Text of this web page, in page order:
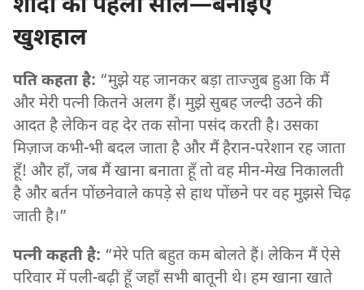
शादी का पहला साल—बनाइए
खुशहाल
पति कहता है: “मुझे यह जानकर बड़ा ताज्जुब हुआ कि मैं
और मेरी पत्नी कितने अलग हैं। मुझे सुबह जल्दी उठने की
आदत है लेकिन वह देर तक सोना पसंद करती है। उसका
मिज़ाज कभी-भी बदल जाता है और मैं हैरान-परेशान रह जाता
हूँ! और हाँ, जब मैं खाना बनाता हूँ तो वह मीन-मेख निकालती
है और बर्तन पोंछनेवाले कपड़े से हाथ पोंछने पर वह मुझसे चिढ़
जाती है।”
पत्नी कहती है: “मेरे पति बहुत कम बोलते हैं। लेकिन मैं ऐसे
परिवार में पली-बढ़ी हूँ जहाँ सभी बातूनी थे। हम खाना खाते